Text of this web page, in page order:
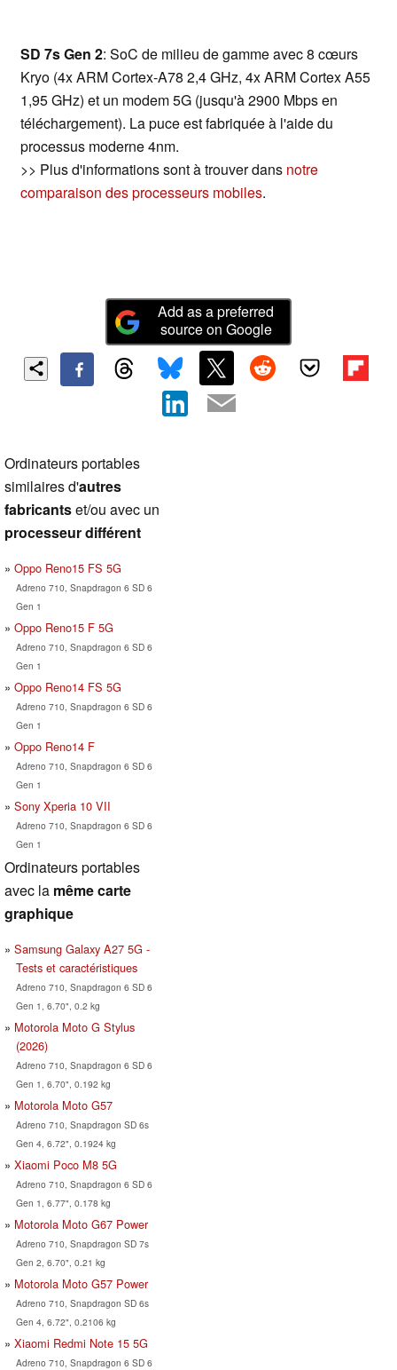
SD 7s Gen 2: SoC de milieu de gamme avec 8 cœurs
Kryo (4x ARM Cortex-A78 2,4 GHz, 4x ARM Cortex A55
1,95 GHz) et un modem 5G (jusqu'à 2900 Mbps en
téléchargement). La puce est fabriquée à l'aide du
processus moderne 4nm.
>> Plus d'informations sont à trouver dans notre
comparaison des processeurs mobiles.
Add as a preferred
source on Google
Ordinateurs portables
similaires d'autres
fabricantset/ou avec un
processeur différent
Oppo Reno15 FS 5G
Adreno 710, Snapdragon 6 SD 6
Gen 1
Oppo Reno15 F 5G
Adreno 710, Snapdragon 6 SD 6
Gen 1
Oppo Reno14 FS 5G
Adreno 710, Snapdragon 6 SD 6
Gen 1
Oppo Reno14 F
Adreno 710, Snapdragon 6 SD 6
Gen 1
Sony Xperia 10 VII
Adreno 710, Snapdragon 6 SD 6
Gen 1
Ordinateurs portables
avec la même carte
graphique
Samsung Galaxy A27 5G -
Tests et caractéristiques
Adreno 710, Snapdragon 6 SD 6
Gen 1, 6.70", 0.2 kg
Motorola Moto G Stylus
(2026)
Adreno 710, Snapdragon 6 SD 6
Gen 1, 6.70", 0.192 kg
Motorola Moto G57
Adreno 710, Snapdragon SD 6s
Gen 4, 6.72", 0.1924 kg
Xiaomi Poco M8 5G
Adreno 710, Snapdragon 6 SD 6
Gen 1, 6.77", 0.178 kg
Motorola Moto G67 Power
Adreno 710, Snapdragon SD 7s
Gen 2, 6.70", 0.21 kg
Motorola Moto G57 Power
Adreno 710, Snapdragon SD 6s
Gen 4, 6.72", 0.2106 kg
Xiaomi Redmi Note 15 5G
Adreno 710, Snapdragon 6 SD 6